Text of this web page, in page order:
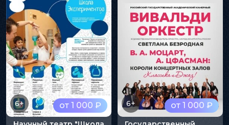
от 1 000 ₽
6+ от 1 000 ₽
6+